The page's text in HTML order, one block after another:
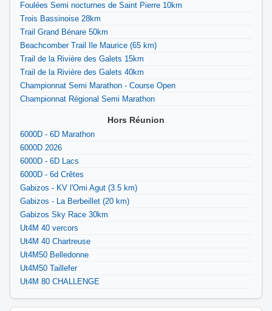
Foulées Semi nocturnes de Saint Pierre 10km
Trois Bassinoise 28km
Trail Grand Bénare 50km
Beachcomber Trail Ile Maurice (65 km)
Trail de la Rivière des Galets 15km
Trail de la Rivière des Galets 40km
Championnat Semi Marathon - Course Open
Championnat Régional Semi Marathon
Hors Réunion
6000D - 6D Marathon
6000D 2026
6000D - 6D Lacs
6000D - 6d Crêtes
Gabizos - KV l'Omi Agut (3.5 km)
Gabizos - La Berbeillet (20 km)
Gabizos Sky Race 30km
Ut4M 40 vercors
Ut4M 40 Chartreuse
Ut4M50 Belledonne
Ut4M50 Taillefer
Ut4M 80 CHALLENGE